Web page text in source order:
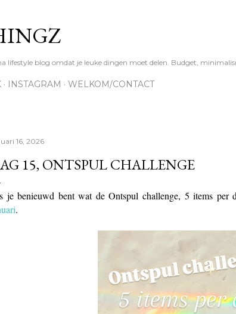
lifestyle blog omdat je leuke dingen moet delen. Budget,
INSTAGRAM WELKOM/CONTACT
16, 2026
15, ONTSPUL CHALLENGE
je benieuwd bent wat de Ontspul challenge, 5 items per
.